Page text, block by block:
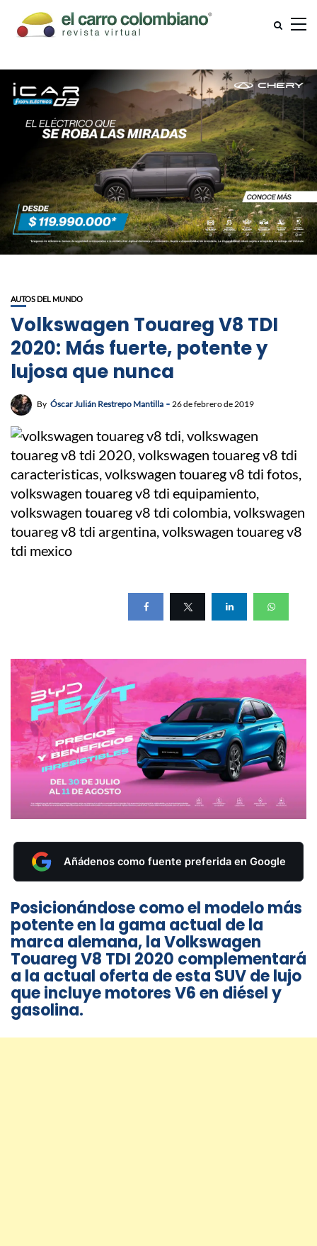
AUTOS DEL MUNDO
Volkswagen Touareg V8 TDI
2020: Más fuerte, potente y
lujosa que nunca
By Óscar Julián Restrepo Mantilla 26 de febrero de 2019
Añádenos como fuente preferida en Google
Posicionándose como el modelo más
potente en la gama actual de la
marca alemana, la Volkswagen
Touareg V8 TDI 2020 complementará
a la actual oferta de esta SUV de lujo
que incluye motores V6 en diésel y
gasolina.